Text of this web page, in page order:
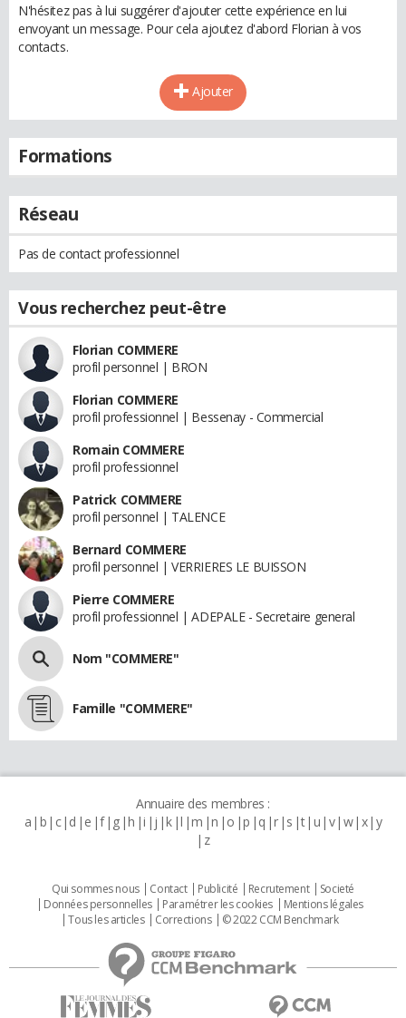
N'hésitez pas à lui suggérer d'ajouter cette expérience en lui
envoyant un message. Pour cela ajoutez d'abord Florian à vos
contacts.
Ajouter
Formations
Réseau
Pas de contact professionnel
Vous recherchez peut-être
Florian COMMERE
profil personnel | BRON
Florian COMMERE
profil professionnel | Bessenay - Commercial
Romain COMMERE
profil professionnel
Patrick COMMERE
profil personnel | TALENCE
Bernard COMMERE
profil personnel | VERRIERES LE BUISSON
Pierre COMMERE
profil professionnel | ADEPALE - Secretaire general
Nom "COMMERE"
Famille "COMMERE"
Annuaire des membres :
a b c d e f g h i j k l m n o p q r s t u v w x y
z
Qui sommes nous Contact Publicité Recrutement
Societé
Données personnelles
Paramétrer les cookies
Mentions légales
Tous les articles
Corrections © 2022 CCM Benchmark